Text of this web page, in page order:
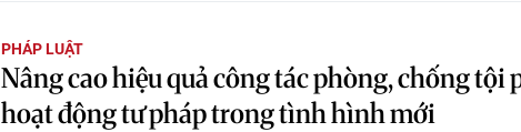
PHÁP LUẬT
Nâng cao hiệu quả công tác phòng, chống tội
hoạt động tư pháp trong tình hình mới